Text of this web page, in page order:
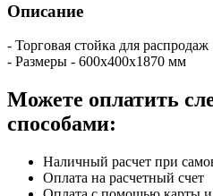
Описание
- Торговая стойка для распродаж
- Размеры - 600х400х1870 мм
Можете оплатить
способами:
Наличный расчет при
Оплата на расчетный счет